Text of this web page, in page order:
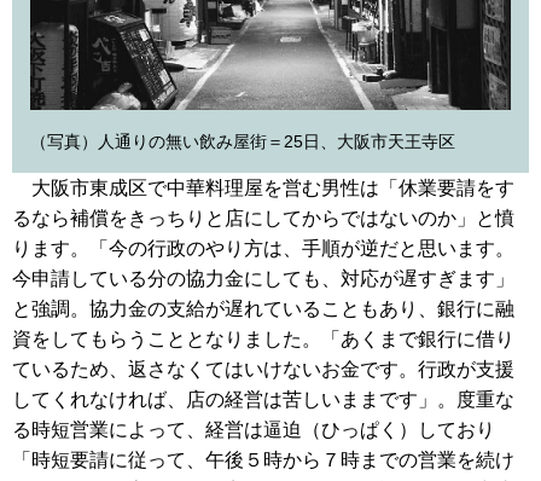
（写真）人通りの無い飲み屋街＝25日、大阪市天王寺区
大阪市東成区で中華料理屋を営む男性は「休業要請をす
るなら補償をきっちりと店にしてからではないのか」と憤
ります。「今の行政のやり方は、手順が逆だと思います。
今申請している分の協力金にしても、対応が遅すぎます」
と強調。協力金の支給が遅れていることもあり、銀行に融
資をしてもらうこととなりました。「あくまで銀行に借り
ているため、返さなくてはいけないお金です。行政が支援
してくれなければ、店の経営は苦しいままです」。度重な
る時短営業によって、経営は逼迫（ひっぱく）しており
「時短要請に従って、午後５時から７時までの営業を続け